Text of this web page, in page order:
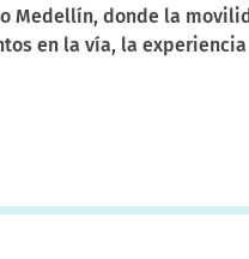
Medellín, donde la
en la vía, la